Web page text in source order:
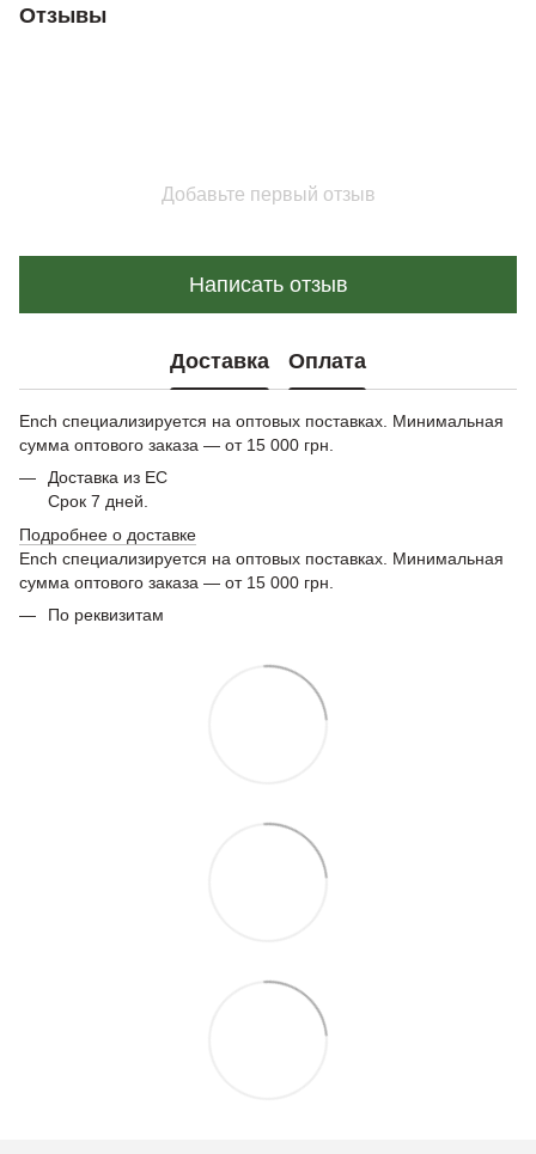
Отзывы
Добавьте первый отзыв
Написать отзыв
Доставка Оплата
Ench специализируется на оптовых поставках. Минимальная
сумма оптового заказа — от 15 000 грн.
Доставка из ЕС
Срок 7 дней.
Подробнее о доставке
Ench специализируется на оптовых поставках. Минимальная
сумма оптового заказа — от 15 000 грн.
По реквизитам